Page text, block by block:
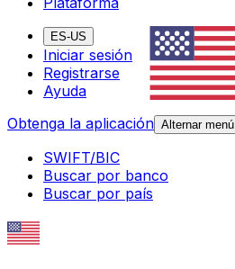
ES-US
Iniciar sesión
Registrarse
Ayuda
Obtenga la aplicación Alternar menú
SWIFT/BIC
Buscar por banco
Buscar por país